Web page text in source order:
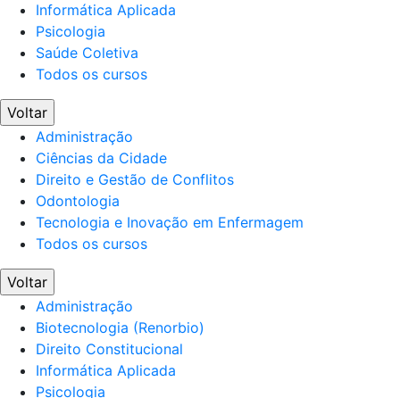
Informática Aplicada
Psicologia
Saúde Coletiva
Todos os cursos
Voltar
Administração
Ciências da Cidade
Direito e Gestão de Conflitos
Odontologia
Tecnologia e Inovação em Enfermagem
Todos os cursos
Voltar
Administração
Biotecnologia (Renorbio)
Direito Constitucional
Informática Aplicada
Psicologia